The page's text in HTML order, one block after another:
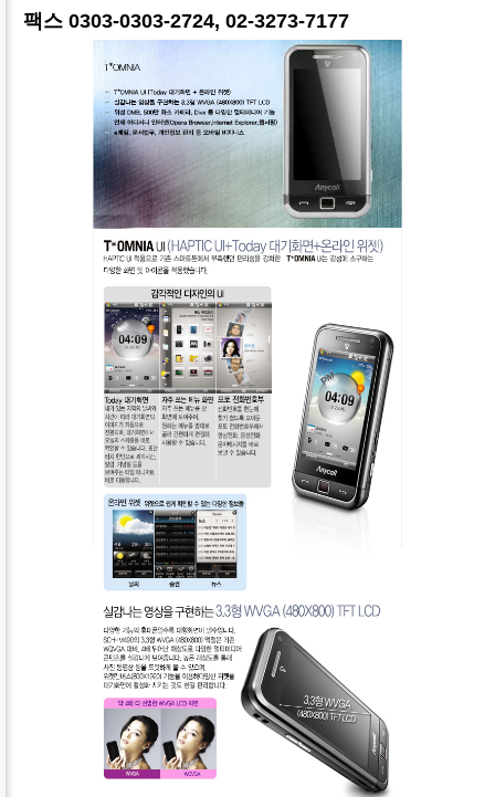
팩스 0303-0303-2724, 02-3273-7177